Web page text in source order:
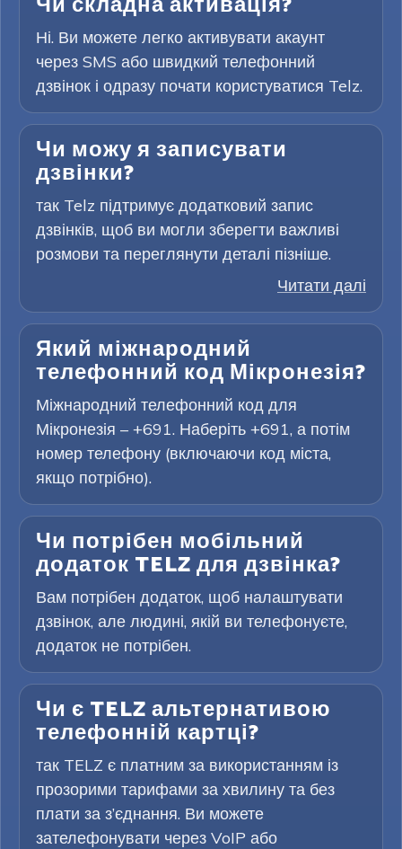
Ні. Ви можете легко активувати акаунт
через SMS або швидкий телефонний
дзвінок і одразу почати користуватися Telz.
Чи можу я записувати
дзвінки?
так Telz підтримує додатковий запис
дзвінків, щоб ви могли зберегти важливі
розмови та переглянути деталі пізніше.
Читати далі
Який міжнародний
телефонний код Мікронезія?
Міжнародний телефонний код для
Мікронезія – +691. Наберіть +691, а потім
номер телефону (включаючи код міста,
якщо потрібно).
Чи потрібен мобільний
додаток TELZ для дзвінка?
Вам потрібен додаток, щоб налаштувати
дзвінок, але людині, якій ви телефонуєте,
додаток не потрібен.
Чи є TELZ альтернативою
телефонній картці?
так TELZ є платним за використанням із
прозорими тарифами за хвилину та без
плати за з’єднання. Ви можете
зателефонувати через VoIP або